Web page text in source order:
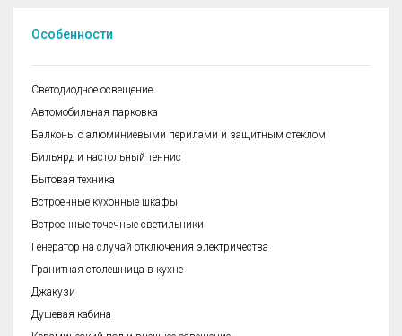
Особенности
Cветодиодное освещение
Автомобильная парковка
Балконы с алюминиевыми перилами и защитным стеклом
Бильярд и настольный теннис
Бытовая техника
Встроенные кухонные шкафы
Встроенные точечные светильники
Генератор на случай отключения электричества
Гранитная столешница в кухне
Джакузи
Душевая кабина